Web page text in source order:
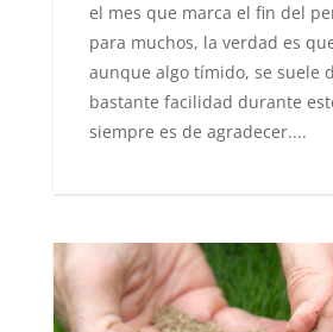
el mes que marca el fin del
para muchos, la verdad es
aunque algo tímido, se suele
bastante facilidad durante
siempre es de agradecer....